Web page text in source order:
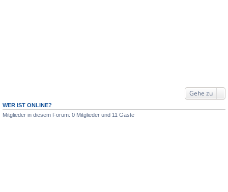
Gehe zu
WER IST ONLINE?
Mitglieder in diesem Forum: 0 Mitglieder und 11 Gäste